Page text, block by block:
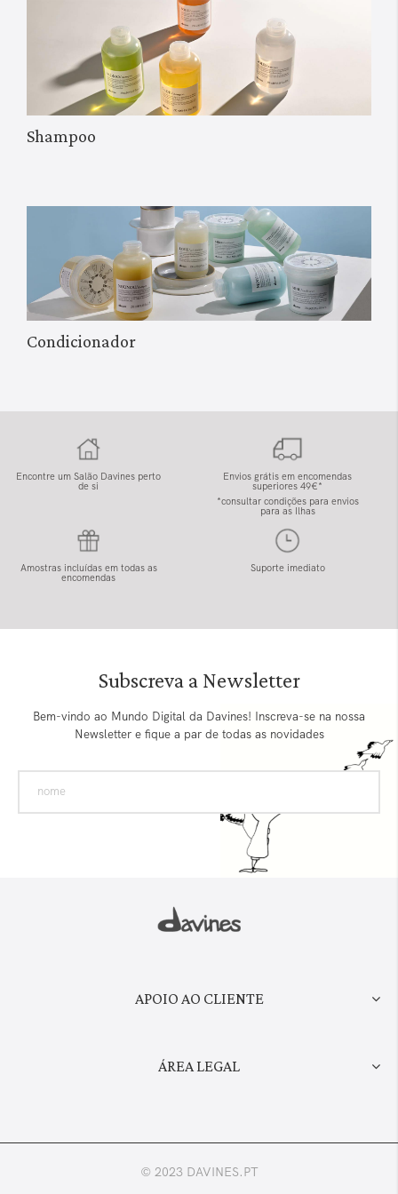
Shampoo
Condicionador
Encontre um Salão Davines perto
de si
Envios grátis em encomendas
superiores 49€*
*consultar condições para envios
para as Ilhas
Amostras incluídas em todas as
encomendas
Suporte imediato
Subscreva a Newsletter
Bem-vindo ao Mundo Digital da Davines! Inscreva-se na nossa
Newsletter e fique a par de todas as novidades
APOIO AO CLIENTE
ÁREA LEGAL
© 2023 DAVINES.PT